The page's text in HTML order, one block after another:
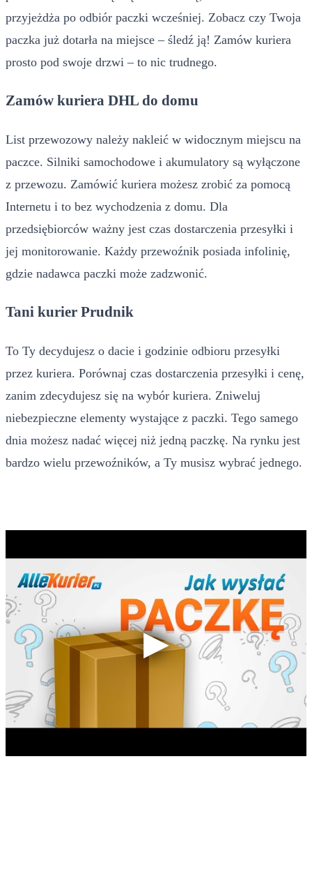
przyjeżdża po odbiór paczki wcześniej. Zobacz czy Twoja
paczka już dotarła na miejsce – śledź ją! Zamów kuriera
prosto pod swoje drzwi – to nic trudnego.
Zamów kuriera DHL do domu
List przewozowy należy nakleić w widocznym miejscu na
paczce. Silniki samochodowe i akumulatory są wyłączone
z przewozu. Zamówić kuriera możesz zrobić za pomocą
Internetu i to bez wychodzenia z domu. Dla
przedsiębiorców ważny jest czas dostarczenia przesyłki i
jej monitorowanie. Każdy przewoźnik posiada infolinię,
gdzie nadawca paczki może zadzwonić.
Tani kurier Prudnik
To Ty decydujesz o dacie i godzinie odbioru przesyłki
przez kuriera. Porównaj czas dostarczenia przesyłki i cenę,
zanim zdecydujesz się na wybór kuriera. Zniweluj
niebezpieczne elementy wystające z paczki. Tego samego
dnia możesz nadać więcej niż jedną paczkę. Na rynku jest
bardzo wielu przewoźników, a Ty musisz wybrać jednego.